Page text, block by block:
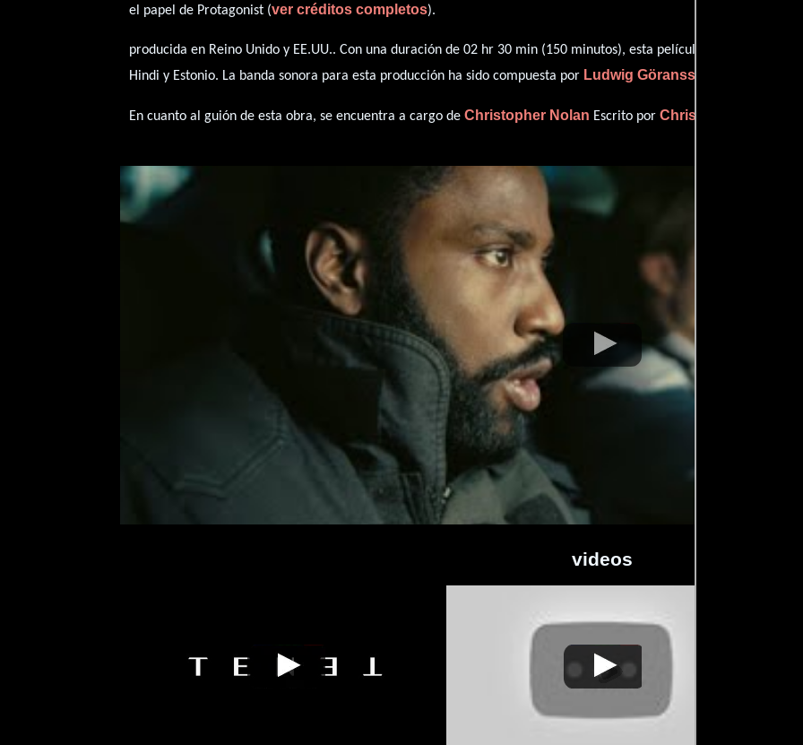
el papel de Protagonist (ver créditos completos).
producida en Reino Unido y EE.UU.. Con una duración de 02 hr 30 min (150 minutos), esta película tiene diálogos
Hindi y Estonio. La banda sonora para esta producción ha sido compuesta por Ludwig Göransson
En cuanto al guión de esta obra, se encuentra a cargo deChristopher Nolan Escrito porChristopher Nolan
videos
Video de la película Tenet Video de la película Tenet